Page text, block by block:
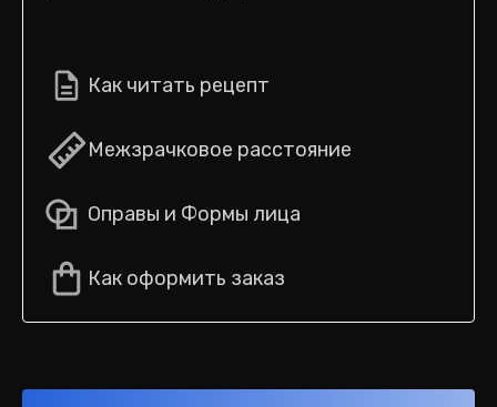
Как читать рецепт
Межзрачковое расстояние
Оправы и Формы лица
Как оформить заказ